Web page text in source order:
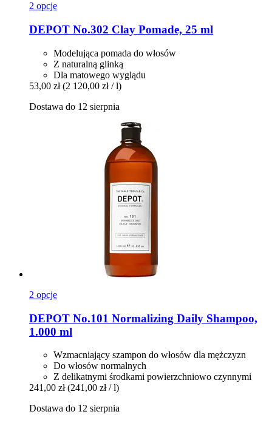
2 opcje
DEPOT No.302 Clay Pomade, 25 ml
Modelująca pomada do włosów
Z naturalną glinką
Dla matowego wyglądu
53,00 zł (2 120,00 zł / l)
Dostawa do 12 sierpnia
2 opcje
DEPOT No.101 Normalizing Daily Shampoo,
1.000 ml
Wzmacniający szampon do włosów dla mężczyzn
Do włosów normalnych
Z delikatnymi środkami powierzchniowo czynnymi
241,00 zł (241,00 zł / l)
Dostawa do 12 sierpnia